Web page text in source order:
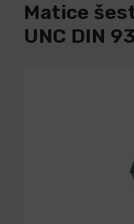
Matice
UNC DIN